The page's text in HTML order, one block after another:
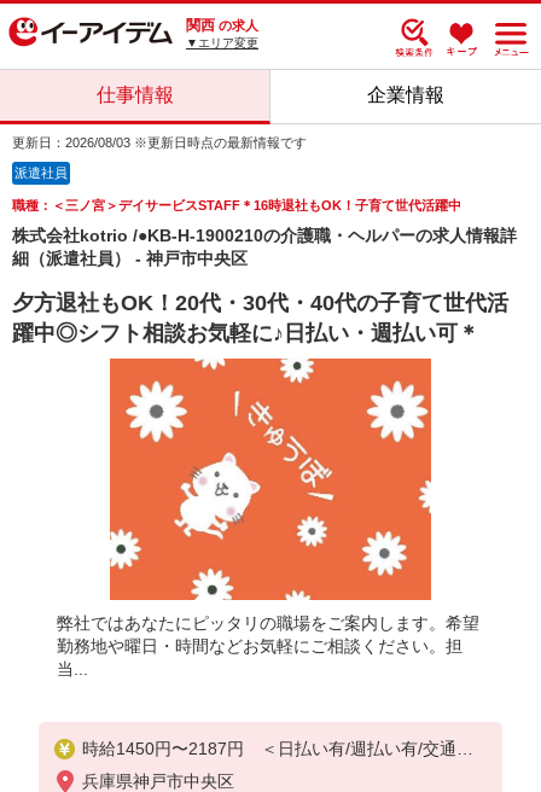
関西 の求人
▼エリア変更
仕事情報 企業情報
更新日：2026/08/03 ※更新日時点の最新情報です
派遣社員
職種：＜三ノ宮＞デイサービスSTAFF＊16時退社もOK！子育て世代活躍中
株式会社kotrio /●KB-H-1900210の介護職・ヘルパーの求人情報詳
細（派遣社員） - 神戸市中央区
夕方退社もOK！20代・30代・40代の子育て世代活
躍中◎シフト相談お気軽に♪日払い・週払い可＊
弊社ではあなたにピッタリの職場をご案内します。希望
勤務地や曜日・時間などお気軽にご相談ください。担
当...
時給1450円〜2187円 ＜日払い有/週払い有/交通費
全支給(ガソリン代含む)＞
兵庫県神戸市中央区